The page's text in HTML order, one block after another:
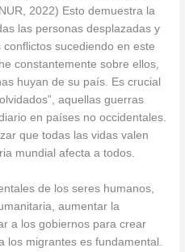
2022) Esto demuestra la
las personas desplazadas y
sucediendo en este
constantemente sobre ellos,
huyan de su país. Es crucial
aquellas guerras
en países no occidentales.
que todas las vidas valen
mundial afecta a todos.
de los seres humanos,
aumentar la
a los gobiernos para crear
los migrantes es fundamental.